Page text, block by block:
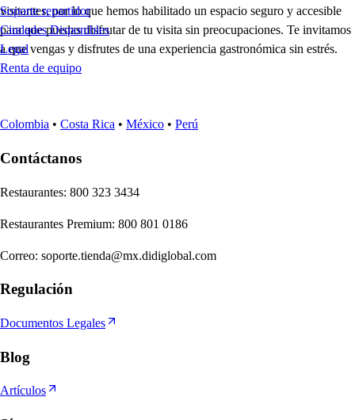
visitantes, por lo que hemos habilitado un espacio seguro y accesible
para que puedas disfrutar de tu visita sin preocupaciones. Te invitamos
a que vengas y disfrutes de una experiencia gastronómica sin estrés.
Soporte repartidor
Ciudades Disponibles
Legal
Renta de equipo
Colombia • Costa Rica • México • Perú
Contáctanos
Restaurantes: 800 323 3434
Restaurantes Premium: 800 801 0186
Correo: soporte.tienda@mx.didiglobal.com
Regulación
Documentos Legales
Blog
Artículos